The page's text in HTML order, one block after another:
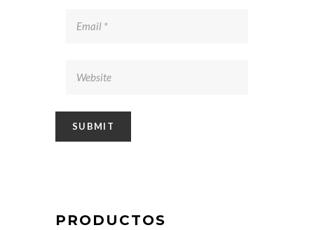
PRODUCTOS